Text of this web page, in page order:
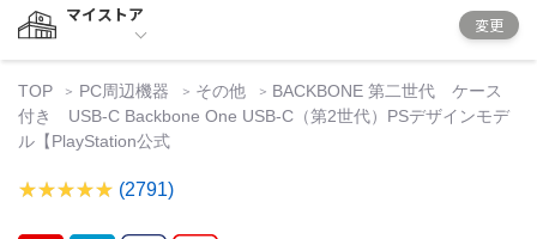
マイストア
変更
TOP PC周辺機器 その他
BACKBONE 第二世代 ケース
付き USB-C Backbone One USB-C（第2世代）PSデザインモデ
ル【PlayStation公式
(2791)